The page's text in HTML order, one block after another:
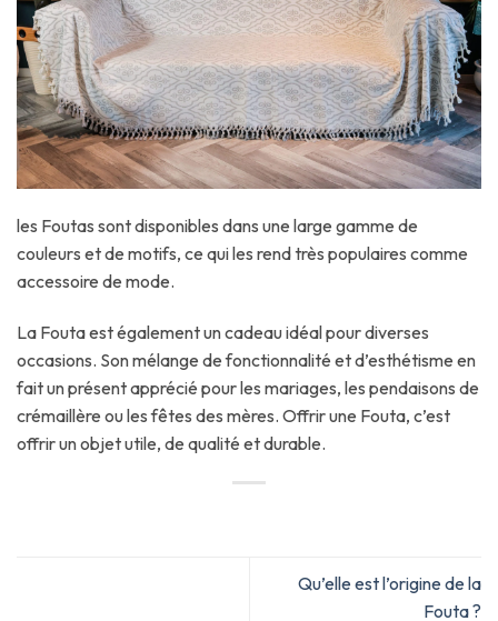
les Foutas sont disponibles dans une large gamme de
couleurs et de motifs, ce qui les rend très populaires comme
accessoire de mode.
La Fouta est également un cadeau idéal pour diverses
occasions. Son mélange de fonctionnalité et d’esthétisme en
fait un présent apprécié pour les mariages, les pendaisons de
crémaillère ou les fêtes des mères. Offrir une Fouta, c’est
offrir un objet utile, de qualité et durable.
Qu’elle est l’origine de la
Fouta ?